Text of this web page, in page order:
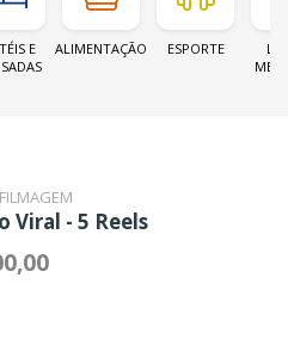
E
ALIMENTAÇÃO ESPORTE
Viral - 5 Reels